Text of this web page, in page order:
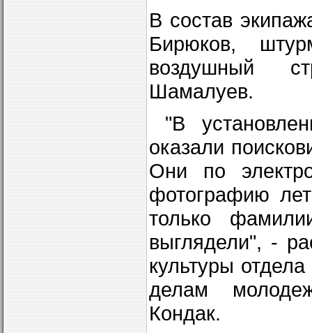
В состав
Бирюков,
воздушный
Шамалуев.
"В
оказали
Они по
фотографию
только
выглядели", -
культуры
делам
Кондак.